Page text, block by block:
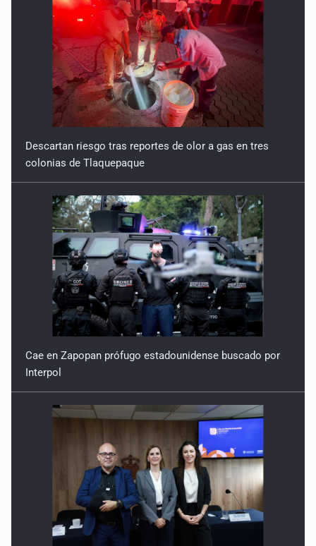
Descartan riesgo tras reportes de olor a gas en tres
colonias de Tlaquepaque
Cae en Zapopan prófugo estadounidense buscado por
Interpol